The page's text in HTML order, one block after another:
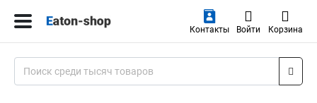
Контакты Войти Корзина